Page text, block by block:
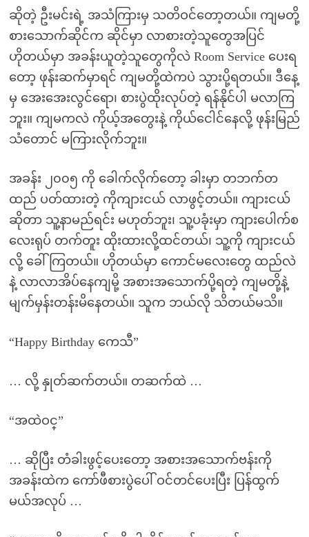
ဆိုတဲ့ ဦးမင်းရဲ့ အသံကြားမှ သတိဝင်တော့တယ်။ ကျမတို့
စားသောက်ဆိုင်က ဆိုင်မှာ လာစားတဲ့သူတွေအပြင်
ဟိုတယ်မှာ အခန်းယူတဲ့သူတွေကိုလဲ Room Service ပေးရ
တော့ ဖုန်းဆက်မှာရင် ကျမတို့ထဲကပဲ သွားပို့ရတယ်။ ဒီနေ့
မှ အေးအေးလွင်ရော၊ စားပွဲထိုးလုပ်တဲ့ ရန်နိုင်ပါ မလာကြ
ဘူး။ ကျမကလဲ ကိုယ့်အတွေးနဲ့ ကိုယ်ငေါင်နေလို့ ဖုန်းမြည်
သံတောင် မကြားလိုက်ဘူး။
အခန်း ၂၀၀၅ ကို ခေါက်လိုက်တော့ ခါးမှာ တဘက်တ
ထည် ပတ်ထားတဲ့ ကိုကျားငယ် လာဖွင့်တယ်။ ကျားငယ်
ဆိုတာ သူ့နာမည်ရင်း မဟုတ်ဘူး၊ သူ့ပခုံးမှာ ကျားပေါက်စ
လေးရုပ် တက်တူး ထိုးထားလို့ထင်တယ်၊ သူ့ကို ကျားငယ်
လို့ ခေါ်ကြတယ်။ ဟိုတယ်မှာ ကောင်မလေးတွေ ထည်လဲ
နဲ့ လာလာအိပ်နေကျမို့ အစားအသောက်ပို့ရတဲ့ ကျမတို့နဲ့
မျက်မှန်းတန်းမိနေတယ်။ သူက ဘယ်လို သိတယ်မသိ။
“Happy Birthday ကေသီ”
… လို့ နှုတ်ဆက်တယ်။ တဆက်ထဲ …
“အထဲဝင္”
… ဆိုပြီး တံခါးဖွင့်ပေးတော့ အစားအသောက်ဗန်းကို
အခန်းထဲက ကော်ဖီစားပွဲပေါ် ဝင်တင်ပေးပြီး ပြန်ထွက်
မယ်အလုပ် …